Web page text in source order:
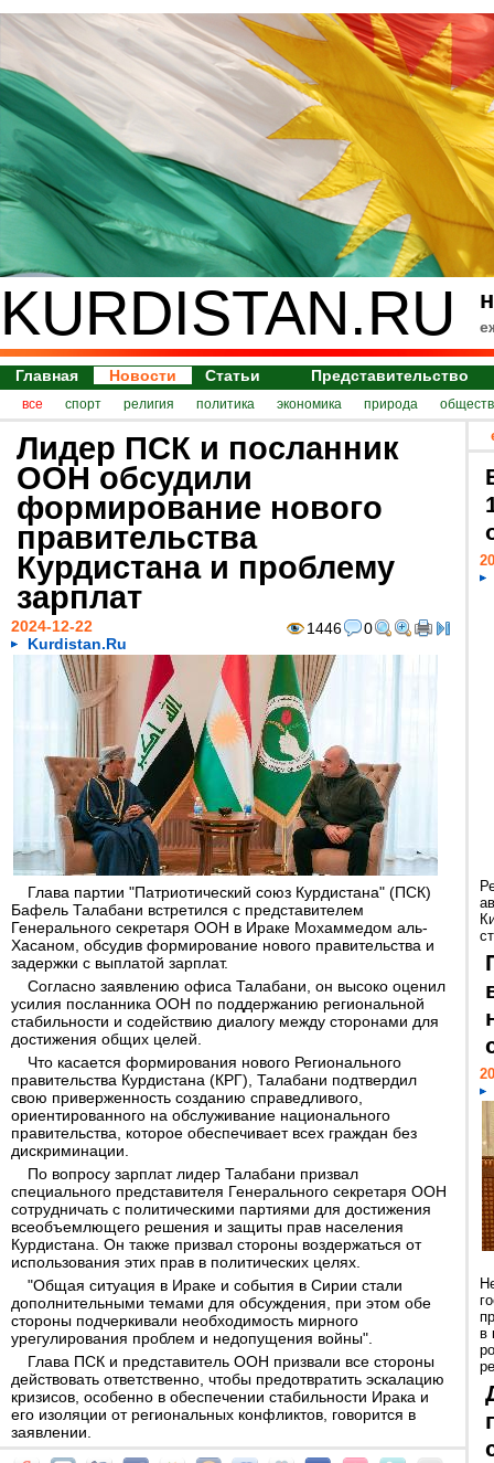
KURDISTAN.RU
Главная Новости Статьи Представительство
все спорт религия политика экономика природа
Лидер ПСК и посланник
ООН обсудили
формирование нового
правительства
Курдистана и проблему
зарплат
1446 0
2024-12-22
Kurdistan.Ru
Глава партии "Патриотический союз Курдистана" (ПСК)
Бафель Талабани встретился с представителем
Генерального секретаря ООН в Ираке Мохаммедом аль-
Хасаном, обсудив формирование нового правительства и
задержки с выплатой зарплат.
Согласно заявлению офиса Талабани, он высоко оценил
усилия посланника ООН по поддержанию региональной
стабильности и содействию диалогу между сторонами для
достижения общих целей.
Что касается формирования нового Регионального
правительства Курдистана (КРГ), Талабани подтвердил
свою приверженность созданию справедливого,
ориентированного на обслуживание национального
правительства, которое обеспечивает всех граждан без
дискриминации.
По вопросу зарплат лидер Талабани призвал
специального представителя Генерального секретаря ООН
сотрудничать с политическими партиями для достижения
всеобъемлющего решения и защиты прав населения
Курдистана. Он также призвал стороны воздержаться от
использования этих прав в политических целях.
"Общая ситуация в Ираке и события в Сирии стали
дополнительными темами для обсуждения, при этом обе
стороны подчеркивали необходимость мирного
урегулирования проблем и недопущения войны".
Глава ПСК и представитель ООН призвали все стороны
действовать ответственно, чтобы предотвратить эскалацию
кризисов, особенно в обеспечении стабильности Ирака и
его изоляции от региональных конфликтов, говорится в
заявлении.
в